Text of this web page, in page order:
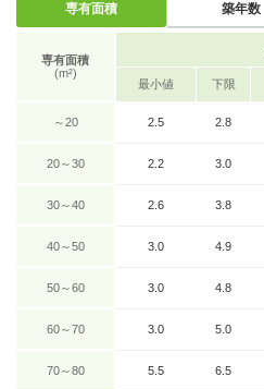
専有面積 築年数
専有面積
(m²)
最小値 下限
～20 2.5 2.8
20～30 2.2 3.0
30～40 2.6 3.8
40～50 3.0 4.9
50～60 3.0 4.8
60～70 3.0 5.0
70～80 5.5 6.5